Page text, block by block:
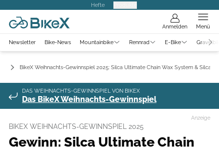
Hefte
Anmelden Menü
Newsletter Bike-News Mountainbike Rennrad E-Bike
BikeX Weihnachts-Gewinnspiel 2025: Silca Ultimate Chain Wax System & Silca
DAS WEIHNACHTS-GEWINNSPIEL VON BIKEX
Das BikeX Weihnachts-Gewinnspiel
Anzeige
BIKEX WEIHNACHTS-GEWINNSPIEL 2025
Gewinn: Silca Ultimate Chain